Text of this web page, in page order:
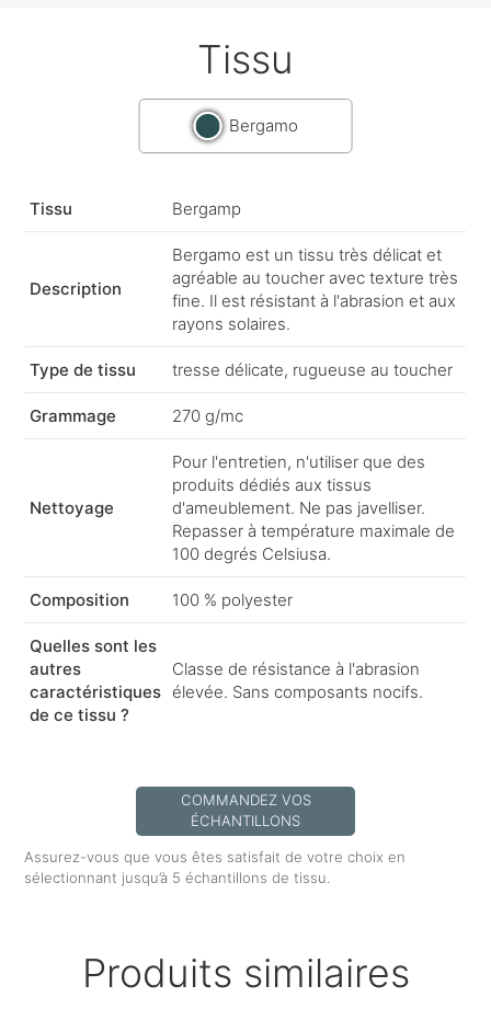
Tissu
Bergamo
Tissu Bergamp
Description
Bergamo est un tissu très délicat et
agréable au toucher avec texture très
fine. Il est résistant à l'abrasion et aux
rayons solaires.
Type de tissu tresse délicate, rugueuse au toucher
Grammage 270 g/mc
Nettoyage
Pour l'entretien, n'utiliser que des
produits dédiés aux tissus
d'ameublement. Ne pas javelliser.
Repasser à température maximale de
100 degrés Celsiusa.
Composition 100 % polyester
Quelles sont les
autres
caractéristiques
de ce tissu ?
Classe de résistance à l'abrasion
élevée. Sans composants nocifs.
COMMANDEZ VOS
ÉCHANTILLONS
Assurez-vous que vous êtes satisfait de votre choix en
sélectionnant jusqu’à 5 échantillons de tissu.
Produits similaires